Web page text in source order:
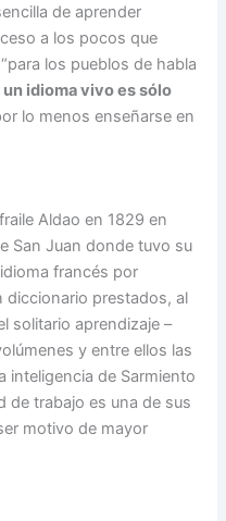
de aprender
a los pocos que
los pueblos de habla
idioma vivo es sólo
lo menos enseñarse en
Aldao en 1829 en
San Juan donde tuvo su
francés por
diccionario prestados, al
solitario aprendizaje –
y entre ellos las
inteligencia de Sarmiento
de trabajo es una de sus
motivo de mayor